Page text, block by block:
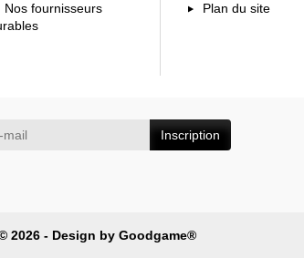
Nos fournisseurs
Plan du site
Inscription
2026 - Design by Goodgame®